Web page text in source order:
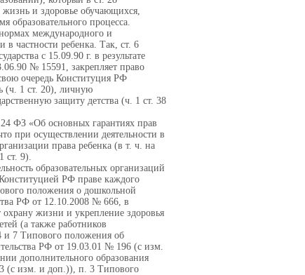
жизнь и здоровье обучающихся,
образовательного процесса.
международного и
в частности ребенка. Так, ст. 6
с 15.09.90 г. в результате
№ 15591, закрепляет право
очередь Конституция РФ
(ч. 1 ст. 20), личную
защиту детства (ч. 1 ст. 38
ФЗ «Об основных гарантиях прав
при осуществлении деятельности в
права ребенка (в т. ч. на
ст. 9).
образовательных организаций
РФ праве каждого
положения о дошкольной
РФ от 12.10.2008 № 666, в
жизни и укрепление здоровья
(а также работников
и 7 Типового положения об
РФ от 19.03.01 № 196 (с изм.
дополнительного образования
(с изм. и доп.)), п. 3 Типового